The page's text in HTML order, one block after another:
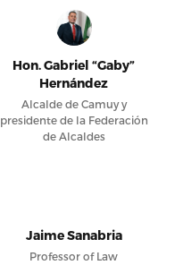
Hon. Gabriel “Gaby”
Hernández
Alcalde de Camuy y
presidente de la Federación
de Alcaldes
Jaime Sanabria
Professor of Law